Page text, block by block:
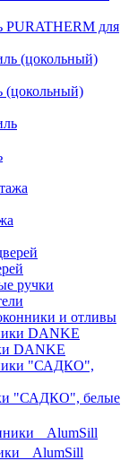
PURATHERM для
(цокольный)
ручки
и отливы
DANKE
"САДКО", белые
AlumSill